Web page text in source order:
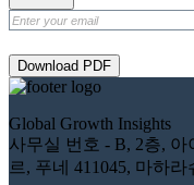
Download PDF
Global Growth Insights
사무실 번호 - B, 2층, 아
르, 푸네 411045, 마하